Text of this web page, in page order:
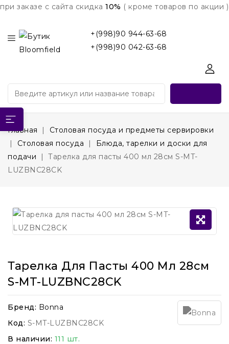
при заказе с сайта скидка 10% ( кроме товаров по акции )
+(998)90 944-63-68
+(998)90 042-63-68
Главная
Столовая посуда и предметы сервировки
Столовая посуда
Блюда, тарелки и доски для
подачи
Тарелка для пасты 400 мл 28см S-MT-
LUZBNC28CK
Тарелка Для Пасты 400 Мл 28см
S-MT-LUZBNC28CK
Бренд: Bonna
Код: S-MT-LUZBNC28CK
В наличии: 111 шт.